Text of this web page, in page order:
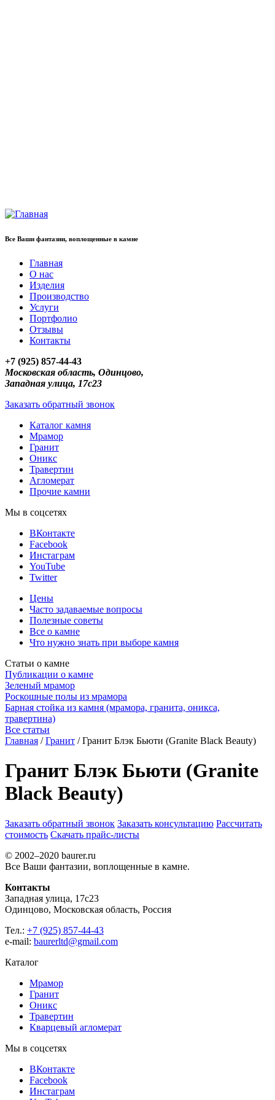
Все Ваши фантазии, воплощенные в камне
Главная
О нас
Изделия
Производство
Услуги
Портфолио
Отзывы
Контакты
+7 (925) 857-44-43
Московская область, Одинцово,
Западная улица, 17с23
Заказать обратный звонок
Каталог камня
Мрамор
Гранит
Оникс
Травертин
Агломерат
Прочие камни
Мы в соцсетях
ВКонтакте
Facebook
Инстаграм
YouTube
Twitter
Цены
Часто задаваемые вопросы
Полезные советы
Все о камне
Что нужно знать при выборе камня
Статьи о камне
Публикации о камне
Зеленый мрамор
Роскошные полы из мрамора
Барная стойка из камня (мрамора, гранита, оникса,
травертина)
Все статьи
Главная / Гранит / Гранит Блэк Бьюти (Granite Black Beauty)
Гранит Блэк Бьюти (Granite
Black Beauty)
Заказать обратный звонок Заказать консультацию Рассчитать
стоимость Скачать прайс-листы
© 2002–2020 baurer.ru
Все Ваши фантазии, воплощенные в камне.
Контакты
Западная улица, 17с23
Одинцово, Московская область, Россия
Тел.: +7 (925) 857-44-43
e-mail: baurerltd@gmail.com
Каталог
Мрамор
Гранит
Оникс
Травертин
Кварцевый агломерат
Мы в соцсетях
ВКонтакте
Facebook
Инстаграм